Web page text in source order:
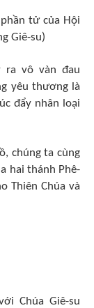
tử của Hội
Giê-su)
ra vô vàn đau
yêu thương là
đẩy nhân loại
chúng ta cùng
hai thánh Phê-
Thiên Chúa và
Chúa Giê-su